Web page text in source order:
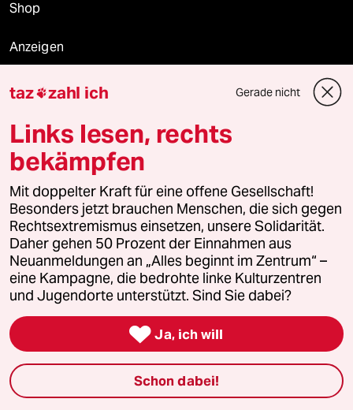
Shop
Anzeigen
Feedback
Aboservice
ePaper Login
Downloads für Abonnierende
© 2026 taz Verlags und Vertriebs GmbH
Alle Rechte vorbehalten. Bei rechtlichen Fragen oder für Genehmigungen
wenden Sie sich bitte an
lizenzen@taz.de
taz zahl ich Gerade nicht
Links lesen, rechts
bekämpfen
Mit doppelter Kraft für eine offene Gesellschaft!
Besonders jetzt brauchen Menschen, die sich gegen
Rechtsextremismus einsetzen, unsere Solidarität.
Daher gehen 50 Prozent der Einnahmen aus
Neuanmeldungen an „Alles beginnt im Zentrum“ –
eine Kampagne, die bedrohte linke Kulturzentren
und Jugendorte unterstützt. Sind Sie dabei?
 Ja, ich will
Schon dabei!